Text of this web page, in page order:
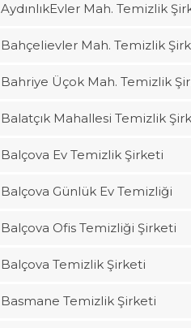
AydınlıkEvler Mah. Temizlik
Bahçelievler Mah. Temizlik
Bahriye Üçok Mah. Temizlik
Balatçık Mahallesi Temizlik
Balçova Ev Temizlik Şirketi
Balçova Günlük Ev Temizliği
Balçova Ofis Temizliği Şirketi
Balçova Temizlik Şirketi
Basmane Temizlik Şirketi